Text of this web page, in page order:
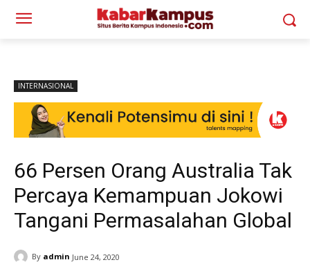
INTERNASIONAL
66 Persen Orang Australia Tak
Percaya Kemampuan Jokowi
Tangani Permasalahan Global
By admin June 24, 2020